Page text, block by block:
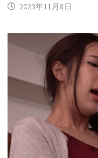
2023年11月8日